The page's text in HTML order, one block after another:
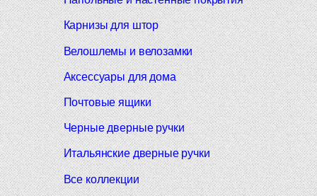
Карнизы для штор
Велошлемы и велозамки
Аксессуары для дома
Почтовые ящики
Черные дверные ручки
Итальянские дверные ручки
Все коллекции